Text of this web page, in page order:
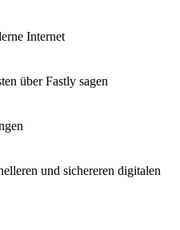
Internet
über Fastly sagen
und sichereren digitalen